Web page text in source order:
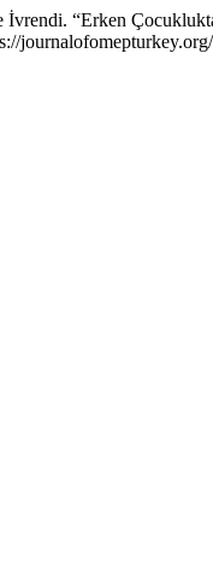
İvrendi. “Erken